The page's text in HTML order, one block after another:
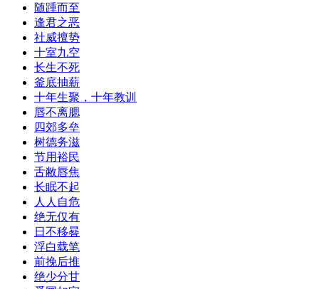
随踵而至
逢君之恶
社威擅势
十室九空
长生不死
釜底抽薪
十年生聚，十年教训
唇不离腮
四郊多垒
树德务滋
节用裕民
舌敝唇焦
长眠不起
人人自危
绝无仅有
日不移晷
浮白载笔
前挽后推
绝少分甘